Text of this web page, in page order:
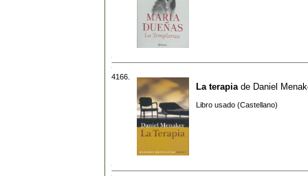
4166.
La terapia de Daniel
Libro usado (Castellano)